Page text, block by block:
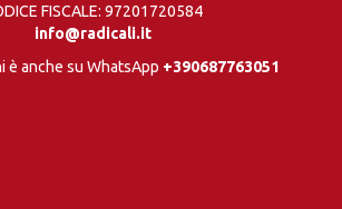
FISCALE: 97201720584
info@radicali.it
è anche su WhatsApp +390687763051